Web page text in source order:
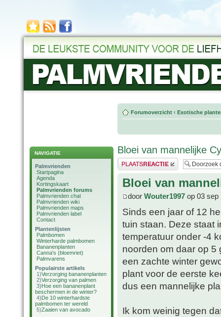
NAVIGATIE
Palmvrienden
Startpagina
Agenda
Kortingskaart
Palmvrienden forums
Palmvrienden chat
Palmvrienden wiki
Palmvrienden maps
Palmvrienden label
Contact
Plantenlijsten
Palmbomen
Winterharde palmbomen
Bananenplanten
Canna's (bloemriet)
Palmvarens
Populairste artikels
1)Verzorging bananenplanten
2)Verzorging van palmen
3)Hoe een bananenplant
beschermen in de winter?
4)De 10 winterhardste
palmbomen ter wereld
5)Zaaien van avocado
Forumoverzicht ‹ Exotische
Bloei van mannelijke
Plaats een reactie
Bloei van
door Wouter1997 op 03 sep
Sinds een jaar of 12
tuin staan. Deze staat
temperatuur onder -4
noorden om daar op 5
een zachte winter
plant voor de eerste
dus een mannelijke
Ik kom weinig tegen